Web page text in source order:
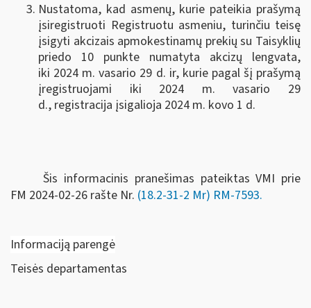
Nustatoma, kad asmenų, kurie pateikia prašymą
įsiregistruoti Registruotu asmeniu, turinčiu teisę
įsigyti akcizais apmokestinamų prekių su Taisyklių
priedo 10 punkte numatyta akcizų lengvata,
iki 2024 m. vasario 29 d. ir, kurie pagal šį prašymą
įregistruojami iki 2024 m. vasario 29
d., registracija įsigalioja 2024 m. kovo 1 d.
Šis informacinis pranešimas pateiktas VMI prie
FM 2024-02-26 rašte Nr. (18.2-31-2 Mr) RM-7593.
Informaciją parengė
Teisės departamentas